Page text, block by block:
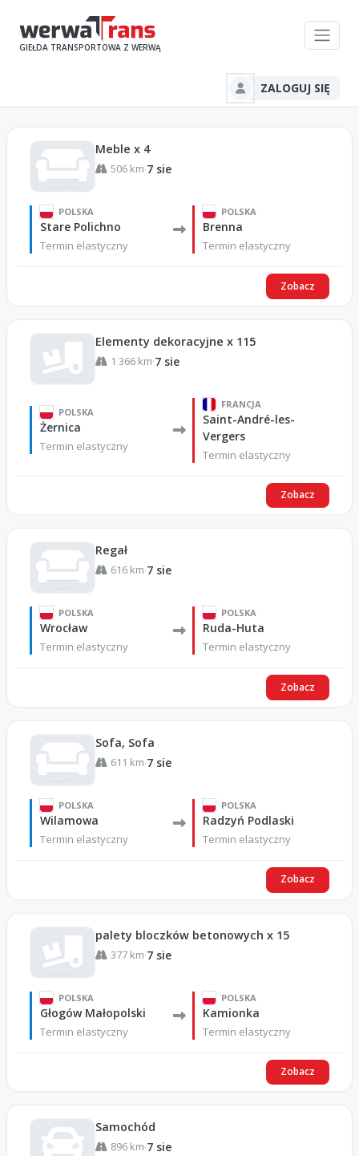
GIEŁDA TRANSPORTOWA Z WERWĄ
ZALOGUJ SIĘ
Meble x 4
506 km·7 sie
POLSKA
Stare Polichno
Termin elastyczny
POLSKA
Brenna
Termin elastyczny
Zobacz
Elementy dekoracyjne x 115
1 366 km·7 sie
POLSKA
Żernica
Termin elastyczny
FRANCJA
Saint-André-les-
Vergers
Termin elastyczny
Zobacz
Regał
616 km·7 sie
POLSKA
Wrocław
Termin elastyczny
POLSKA
Ruda-Huta
Termin elastyczny
Zobacz
Sofa, Sofa
611 km·7 sie
POLSKA
Wilamowa
Termin elastyczny
POLSKA
Radzyń Podlaski
Termin elastyczny
Zobacz
palety bloczków betonowych x 15
377 km·7 sie
POLSKA
Głogów Małopolski
Termin elastyczny
POLSKA
Kamionka
Termin elastyczny
Zobacz
Samochód
896 km·7 sie